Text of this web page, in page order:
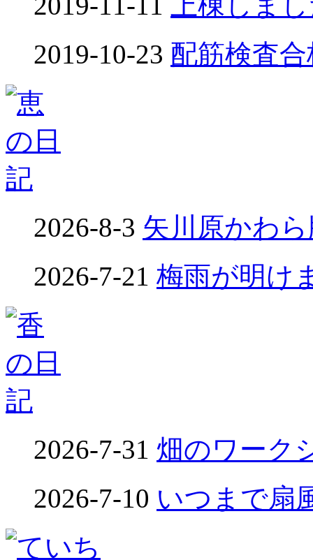
2019-10-23 配筋検査
2026-8-3 矢川原かわ
2026-7-21 梅雨が明け
2026-7-31 畑のワーク
2026-7-10 いつまで扇